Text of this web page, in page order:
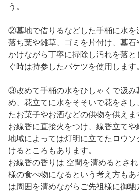
う。
②墓地で借りるなどした手桶に水を
落ち葉や雑草、ゴミを片付け、墓石
かけながら丁寧に掃除し汚れを落と
ぐ時は持参したバケツを使用します
③改めて手桶の水をひしゃくで汲み
め、花立てに水をそそいで花をさし
たお菓子やお酒などの供物を供えま
お線香に直接火をつけ、線香立てや
地域によっては灯明に立てたロウソ
けるところもあります。
お線香の香りは 空間を清めるとさ
様の食べ物になるという考え方もあ
は周囲を清めながらご先祖様に御馳